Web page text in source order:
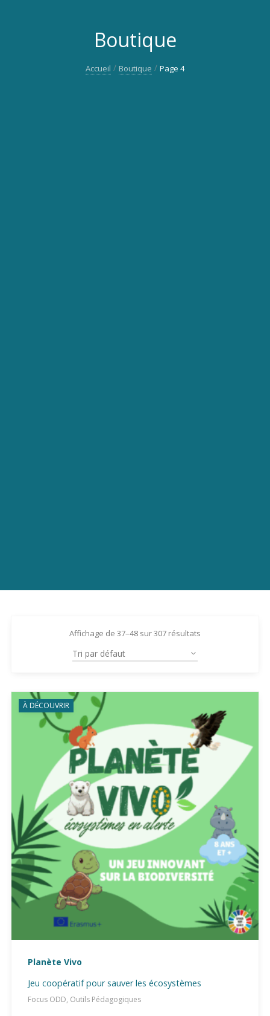
Boutique
Accueil Boutique Page 4
Affichage de 37–48 sur 307 résultats
À DÉCOUVRIR
Planète Vivo
Jeu coopératif pour sauver les écosystèmes
Focus ODD, Outils Pédagogiques